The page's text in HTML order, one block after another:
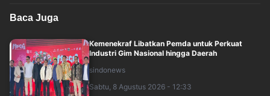
Baca Juga
Kemenekraf Libatkan Pemda untuk Perkuat
Industri Gim Nasional hingga Daerah
sindonews
Sabtu, 8 Agustus 2026 - 12:33